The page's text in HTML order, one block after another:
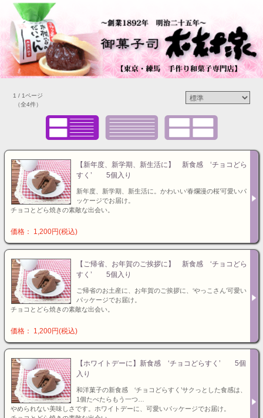
1 / 1ページ
（全4件）
【新年度、新学期、新生活に】 新食感 ‘チョコどら
すく’ 5個入り
新年度、新学期、新生活に。かわいい‘春爛漫の桜’可愛いパ
ッケージでお届け。
チョコとどら焼きの素敵な出会い。
価格： 1,200円(税込)
【ご帰省、お年賀のご挨拶に】 新食感 ‘チョコどら
すく’ 5個入り
ご帰省のお土産に、お年賀のご挨拶に、‘やっこさん’可愛い
パッケージでお届け。
チョコとどら焼きの素敵な出会い。
価格： 1,200円(税込)
【ホワイトデーに】新食感 ‘チョコどらすく’ 5個
入り
和洋菓子の新食感 ‘チョコどらすく’サクっとした食感は、
1個たべたらもう一つ…
やめられない美味しさです。ホワイトデーに、可愛いパッケージでお届け。